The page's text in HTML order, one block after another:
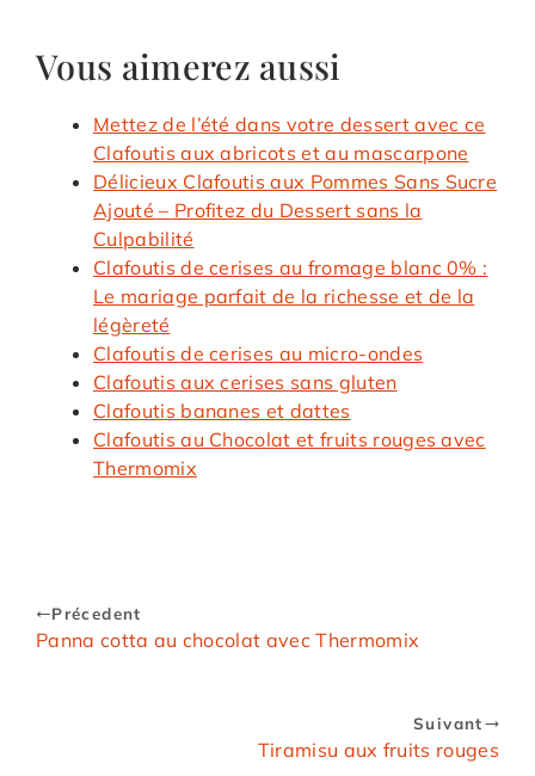
Vous aimerez aussi
Mettez de l’été dans votre dessert avec ce
Clafoutis aux abricots et au mascarpone
Délicieux Clafoutis aux Pommes Sans Sucre
Ajouté – Profitez du Dessert sans la
Culpabilité
Clafoutis de cerises au fromage blanc 0% :
Le mariage parfait de la richesse et de la
légèreté
Clafoutis de cerises au micro-ondes
Clafoutis aux cerises sans gluten
Clafoutis bananes et dattes
Clafoutis au Chocolat et fruits rouges avec
Thermomix
Précedent
Panna cotta au chocolat avec Thermomix
Suivant
Tiramisu aux fruits rouges